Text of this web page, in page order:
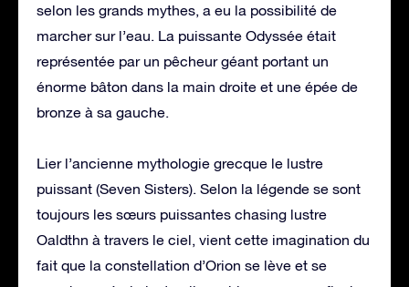
selon les grands mythes, a eu la possibilité de
marcher sur l’eau. La puissante Odyssée était
représentée par un pêcheur géant portant un
énorme bâton dans la main droite et une épée de
bronze à sa gauche.
Lier l’ancienne mythologie grecque le lustre
puissant (Seven Sisters). Selon la légende se sont
toujours les sœurs puissantes chasing lustre
Oaldthn à travers le ciel, vient cette imagination du
fait que la constellation d’Orion se lève et se